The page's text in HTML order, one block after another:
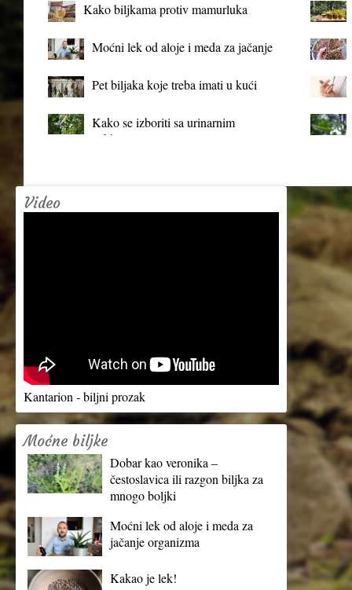
Kako biljkama protiv mamurluka
Moćni lek od aloje i meda za jačanje
Pet biljaka koje treba imati u kući
Kako se izboriti sa urinarnim
infekcijama?
Video
Kantarion - biljni prozak
Moćne biljke
Dobar kao veronika –
čestoslavica ili razgon biljka za
mnogo boljki
Moćni lek od aloje i meda za
jačanje organizma
Kakao je lek!